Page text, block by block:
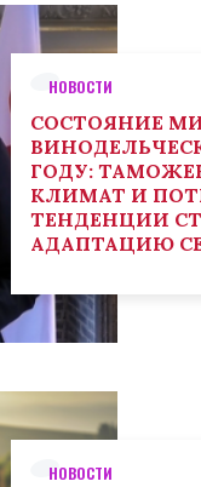
НОВОСТИ
СОСТОЯНИЕ
ГОДУ:
КЛИМАТ И
ТЕНДЕНЦИИ
АДАПТАЦИЮ
НОВОСТИ